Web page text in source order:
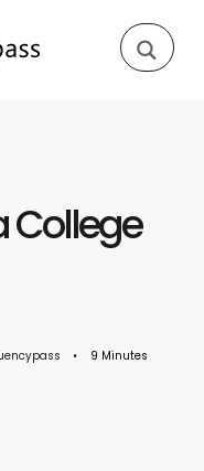
College
• 9 Minutes